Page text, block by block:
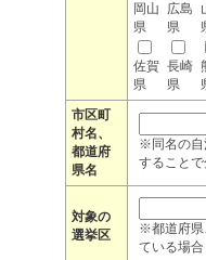
岡山
県
広島
県
佐賀
県
長崎
県
市区町
村名、
都道府
県名
※同名の自
することで
対象の
選挙区
※都道府県
ている場合